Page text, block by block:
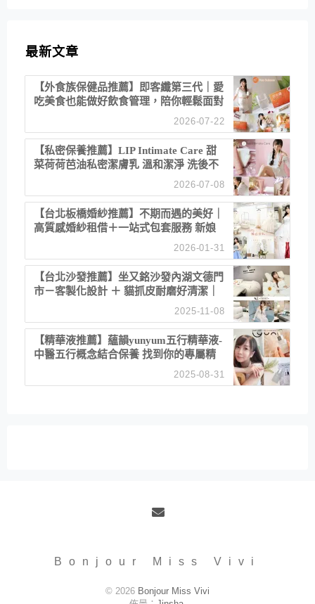
最新文章
【外食族保健品推薦】即客纖第三代｜愛
吃美食也能做好飲食管理，陪你輕鬆面對
2026-07-22
【私密保養推薦】LIP Intimate Care 甜
菜荷荷芭油私密潔膚乳 溫和潔淨 洗後不
2026-07-08
【台北板橋婚紗推薦】不期而遇的美好｜
高質感婚紗租借＋一站式包套服務 新娘
2026-01-31
【台北沙發推薦】坐又銘沙發內湖文德門
市－客製化設計 ＋ 貓抓皮耐磨好清潔｜
直營直銷、價格透明 高CP值打造夢想
2025-11-08
【精華液推薦】蘊韻yunyum五行精華液-
中醫五行概念結合保養 找到你的專屬精
華！ 水㊀土㊀就選「潤・賦精華」維持
2025-08-31
Bonjour Miss Vivi
© 2026 Bonjour Miss Vivi